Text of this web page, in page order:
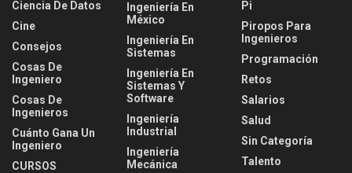
Ciencia De Datos
Cine
Consejos
Cosas De
Ingeniero
Cosas De
Ingenieros
Cuánto Gana Un
Ingeniero
CURSOS
Ingeniería En
México
Ingeniería En
Sistemas
Ingeniería En
Sistemas Y
Software
Ingeniería
Industrial
Ingeniería
Mecánica
Pi
Piropos Para
Ingenieros
Programación
Retos
Salarios
Salud
Sin Categoría
Talento